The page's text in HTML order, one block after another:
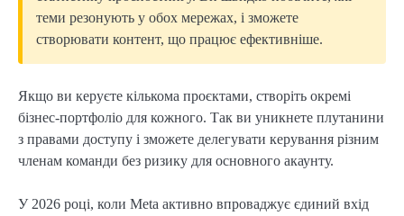
теми резонують у обох мережах, і зможете
створювати контент, що працює ефективніше.
Якщо ви керуєте кількома проєктами, створіть окремі
бізнес-портфоліо для кожного. Так ви уникнете плутанини
з правами доступу і зможете делегувати керування різним
членам команди без ризику для основного акаунту.
У 2026 році, коли Meta активно впроваджує єдиний вхід